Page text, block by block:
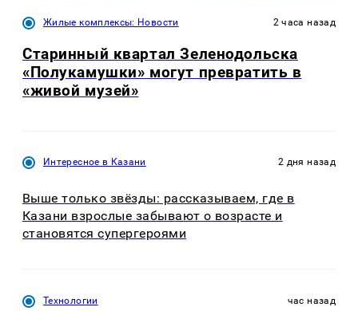
Жилые комплексы: Новости 2 часа назад
Старинный квартал Зеленодольска
«Полукамушки» могут превратить в
«живой музей»
Интересное в Казани 2 дня назад
Выше только звёзды: рассказываем, где в
Казани взрослые забывают о возрасте и
становятся супергероями
Технологии час назад